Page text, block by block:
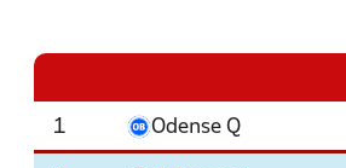
1 Odense Q